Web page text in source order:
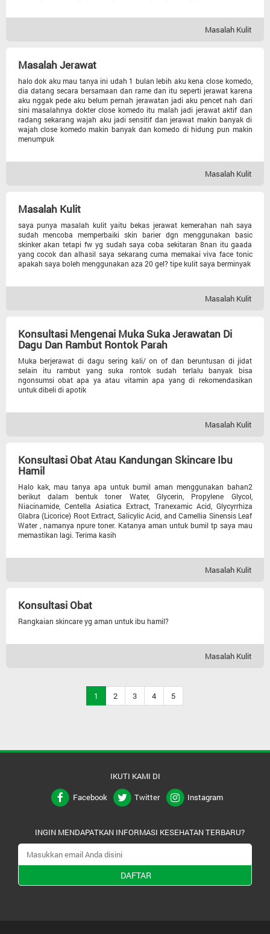
Kolesterol
Masalah Kulit
Masalah Jerawat
halo dok aku mau tanya ini udah 1 bulan lebih aku kena close komedo,
dia datang secara bersamaan dan rame dan itu seperti jerawat karena
aku nggak pede aku belum pernah jerawatan jadi aku pencet nah dari
sini masalahnya dokter close komedo itu malah jadi jerawat aktif dan
radang sekarang wajah aku jadi sensitif dan jerawat makin banyak di
wajah close komedo makin banyak dan komedo di hidung pun makin
menumpuk
Masalah Kulit
Masalah Kulit
saya punya masalah kulit yaitu bekas jerawat kemerahan nah saya
sudah mencoba memperbaiki skin barier dgn menggunakan basic
skinker akan tetapi fw yg sudah saya coba sekitaran 8nan itu gaada
yang cocok dan alhasil saya sekarang cuma memakai viva face tonic
apakah saya boleh menggunakan aza 20 gel? tipe kulit saya berminyak
Masalah Kulit
Konsultasi Mengenai Muka Suka Jerawatan Di
Dagu Dan Rambut Rontok Parah
Muka berjerawat di dagu sering kali/ on of dan beruntusan di jidat
selain itu rambut yang suka rontok sudah terlalu banyak bisa
ngonsumsi obat apa ya atau vitamin apa yang di rekomendasikan
untuk dibeli di apotik
Masalah Kulit
Konsultasi Obat Atau Kandungan Skincare Ibu
Hamil
Halo kak, mau tanya apa untuk bumil aman menggunakan bahan2
berikut dalam bentuk toner Water, Glycerin, Propylene Glycol,
Niacinamide, Centella Asiatica Extract, Tranexamic Acid, Glycyrrhiza
Glabra (Licorice) Root Extract, Salicylic Acid, and Camellia Sinensis Leaf
Water , namanya npure toner. Katanya aman untuk bumil tp saya mau
memastikan lagi. Terima kasih
Masalah Kulit
Konsultasi Obat
Rangkaian skincare yg aman untuk ibu hamil?
Masalah Kulit
1 2 3 4 5
IKUTI KAMI DI
Facebook
Twitter Instagram
INGIN MENDAPATKAN INFORMASI KESEHATAN TERBARU?
DAFTAR